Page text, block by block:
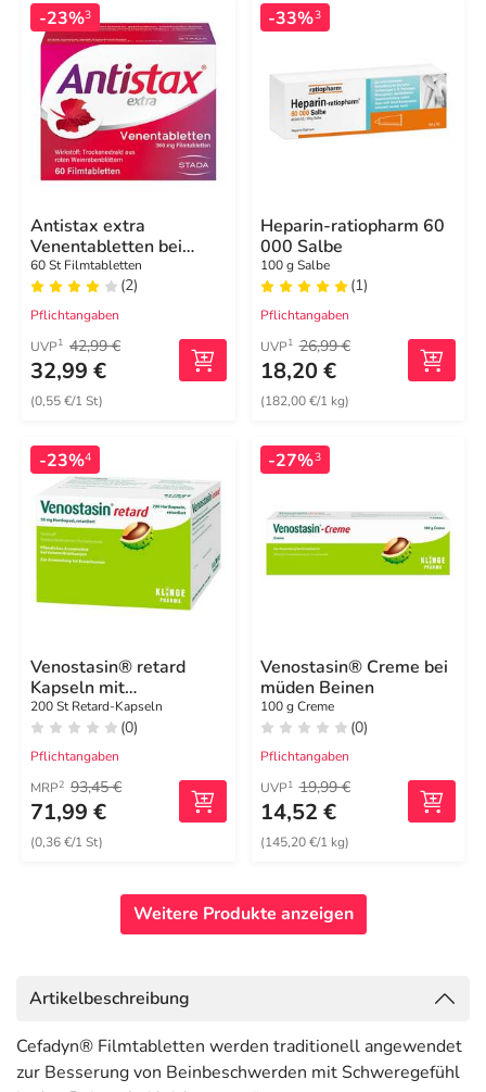
-23%3
Antistax extra
Venentabletten bei
Krampfadern
60 St Filmtabletten
(2)
Pflichtangaben
UVP1 42,99 €
32,99 €
(0,55 €/1 St)
-33%3
Heparin-ratiopharm 60
000 Salbe
100 g Salbe
(1)
Pflichtangaben
UVP1 26,99 €
18,20 €
(182,00 €/1 kg)
-23%4
Venostasin® retard
Kapseln mit
Rosskastaniensamen-
Trockenextrakt
200 St Retard-Kapseln
(0)
Pflichtangaben
MRP2 93,45 €
71,99 €
(0,36 €/1 St)
-27%3
Venostasin® Creme bei
müden Beinen
100 g Creme
(0)
Pflichtangaben
UVP1 19,99 €
14,52 €
(145,20 €/1 kg)
Weitere Produkte anzeigen
Artikelbeschreibung
Cefadyn® Filmtabletten werden traditionell angewendet
zur Besserung von Beinbeschwerden mit Schweregefühl